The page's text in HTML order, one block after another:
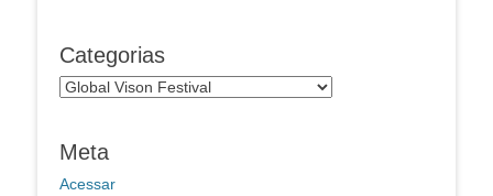
Categorias
Categorias
Meta
Acessar